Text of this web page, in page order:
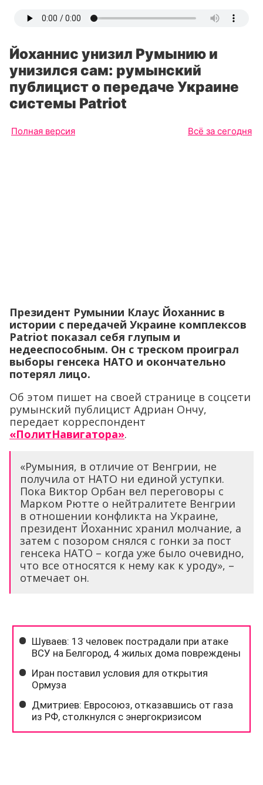
Йоханнис унизил Румынию и
унизился сам: румынский
публицист о передаче Украине
системы Patriot
Полная версия Всё за сегодня
Президент Румынии Клаус Йоханнис в
истории с передачей Украине комплексов
Patriot показал себя глупым и
недееспособным. Он с треском проиграл
выборы генсека НАТО и окончательно
потерял лицо.
Об этом пишет на своей странице в соцсети
румынский публицист Адриан Ончу,
передает корреспондент
«ПолитНавигатора».
«Румыния, в отличие от Венгрии, не
получила от НАТО ни единой уступки.
Пока Виктор Орбан вел переговоры с
Марком Рютте о нейтралитете Венгрии
в отношении конфликта на Украине,
президент Йоханнис хранил молчание, а
затем с позором снялся с гонки за пост
генсека НАТО – когда уже было очевидно,
что все относятся к нему как к уроду», –
отмечает он.